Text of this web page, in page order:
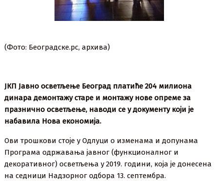
(Фото: Београдске.рс, архива)
ЈКП Јавно осветљење Београд платиће 204 милиона
динара демонтажу старе и монтажу нове опреме за
празнично осветљење, наводи се у документу који је
набавила Нова економија.
Ови трошкови стоје у Одлуци о изменама и допунама
Програма одржавања јавног (функционалног и
декоративног) осветљења у 2019. години, која је донесена
на седници Надзорног одбора 13. септембра.